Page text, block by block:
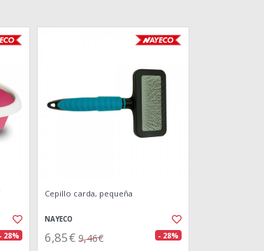
- 28%
Cepillo carda, pequeña
NAYECO
6,85€ 9,46€ - 28%